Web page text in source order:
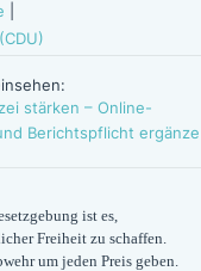
stärken – Online-
Berichtspflicht
ist es,
Freiheit zu schaffen.
um jeden Preis geben.